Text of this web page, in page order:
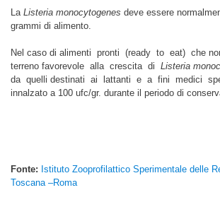
LaListeria monocytogenes deve essere
grammi di alimento.
Nel caso di alimenti pronti (ready to eat) che
terreno favorevole alla crescita di Listeria
da quelli destinati ai lattanti e a fini medici
innalzato a 100 ufc/gr. durante il periodo di
Fonte: Istituto Zooprofilattico Sperimentale delle
Toscana –Roma